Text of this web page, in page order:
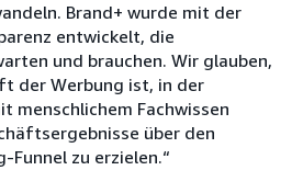
Brand+ wurde mit der
entwickelt, die
und brauchen. Wir glauben,
der Werbung ist, in der
menschlichem Fachwissen
über den
zu erzielen.“